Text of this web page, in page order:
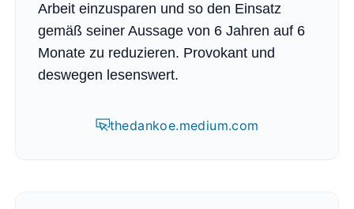
Arbeit einzusparen und so den Einsatz
gemäß seiner Aussage von 6 Jahren auf 6
Monate zu reduzieren. Provokant und
deswegen lesenswert.
thedankoe.medium.com